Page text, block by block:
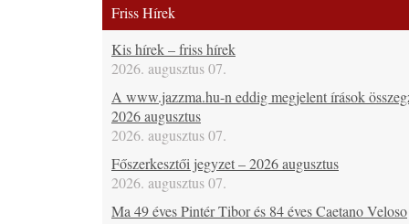
Friss Hírek
Kis hírek – friss hírek
2026. augusztus 07.
A www.jazzma.hu-n eddig megjelent írások
2026 augusztus
2026. augusztus 07.
Főszerkesztői jegyzet – 2026 augusztus
2026. augusztus 07.
Ma 49 éves Pintér Tibor és 84 éves Caetano Veloso